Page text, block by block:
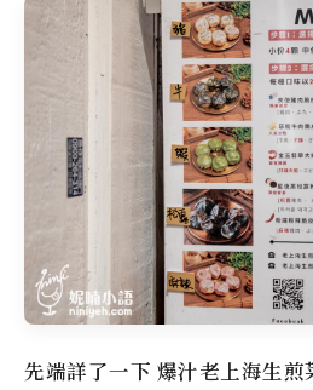
先端詳了一下 爆汁老上海生